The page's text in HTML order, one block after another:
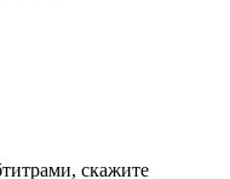
скажите